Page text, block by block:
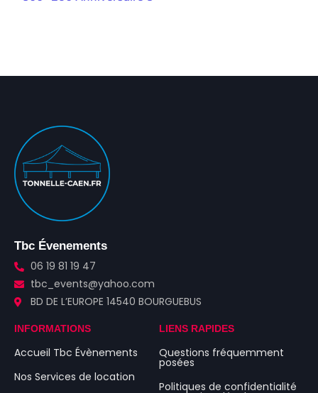
Tbc Évenements
06 19 81 19 47
tbc_events@yahoo.com
BD DE L’EUROPE 14540 BOURGUEBUS
INFORMATIONS
Accueil Tbc Évènements
Nos Services de location
LIENS RAPIDES
Questions fréquemment
posées
Politiques de confidentialité